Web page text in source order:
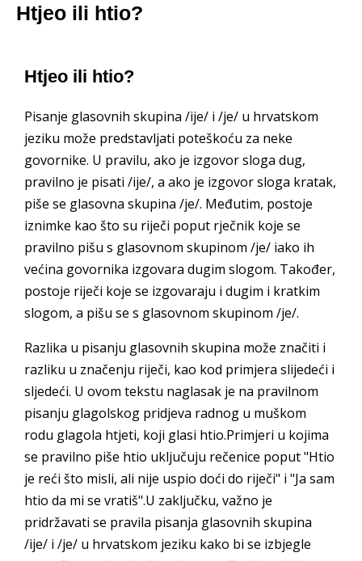
Htjeo ili htio?
Htjeo ili htio?
Pisanje glasovnih skupina /ije/ i /je/ u hrvatskom
jeziku može predstavljati poteškoću za neke
govornike. U pravilu, ako je izgovor sloga dug,
pravilno je pisati /ije/, a ako je izgovor sloga kratak,
piše se glasovna skupina /je/. Međutim, postoje
iznimke kao što su riječi poput rječnik koje se
pravilno pišu s glasovnom skupinom /je/ iako ih
većina govornika izgovara dugim slogom. Također,
postoje riječi koje se izgovaraju i dugim i kratkim
slogom, a pišu se s glasovnom skupinom /je/.
Razlika u pisanju glasovnih skupina može značiti i
razliku u značenju riječi, kao kod primjera slijedeći i
sljedeći. U ovom tekstu naglasak je na pravilnom
pisanju glagolskog pridjeva radnog u muškom
rodu glagola htjeti, koji glasi htio.Primjeri u kojima
se pravilno piše htio uključuju rečenice poput "Htio
je reći što misli, ali nije uspio doći do riječi" i "Ja sam
htio da mi se vratiš".U zaključku, važno je
pridržavati se pravila pisanja glasovnih skupina
/ije/ i /je/ u hrvatskom jeziku kako bi se izbjegle